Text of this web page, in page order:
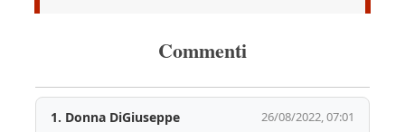
Commenti
1. Donna DiGiuseppe 26/08/2022, 07:01